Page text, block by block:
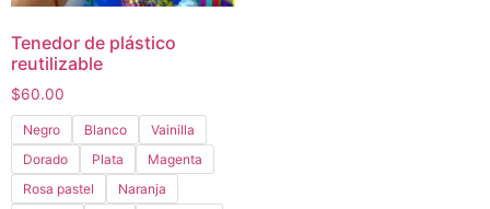
Tenedor de plástico
reutilizable
$60.00
Negro Blanco
Vainilla
Dorado
Plata
Magenta
Rosa pastel
Naranja